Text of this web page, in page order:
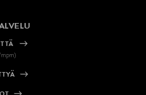
mpm)